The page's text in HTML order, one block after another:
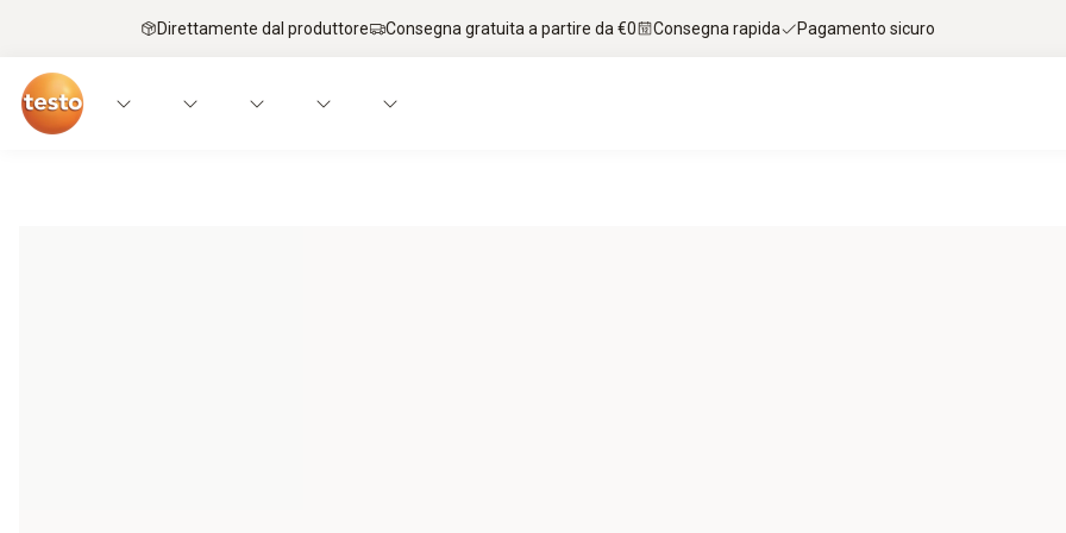
Direttamente dal produttore Consegna gratuita a partire da €0 Consegna rapida Pagamento sicuro